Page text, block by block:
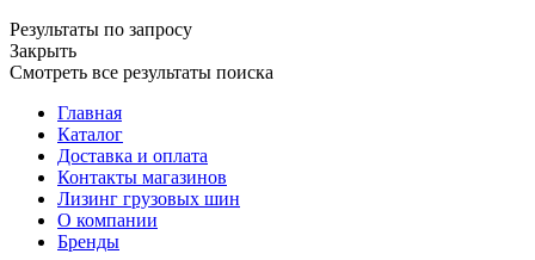
Результаты по запросу
Закрыть
Смотреть все результаты поиска
Главная
Каталог
Доставка и оплата
Контакты магазинов
Лизинг грузовых шин
О компании
Бренды